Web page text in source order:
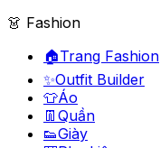
👗 Fashion
🏠Trang Fashion
✨Outfit Builder
👕Áo
👖 Quần
👟Giày